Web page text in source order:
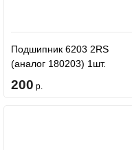
Подшипник 6203 2RS
(аналог 180203) 1шт.
200 р.